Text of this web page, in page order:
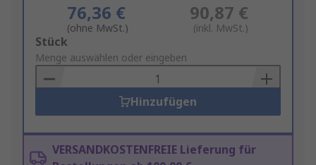
76,36 €
(ohne MwSt.)
90,87 €
(inkl. MwSt.)
Add
to
Basket
Stück
Menge auswählen oder eingeben
Hinzufügen
VERSANDKOSTENFREIE Lieferung für